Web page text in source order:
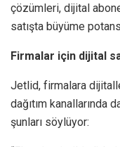
çözümleri, dijital
satışta büyüme
Firmalar için dijital
Jetlid, firmalara
dağıtım kanallarında
şunları söylüyor: